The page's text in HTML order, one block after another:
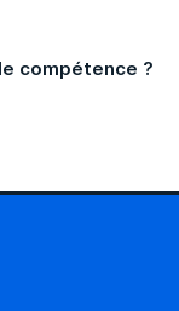
compétence ?